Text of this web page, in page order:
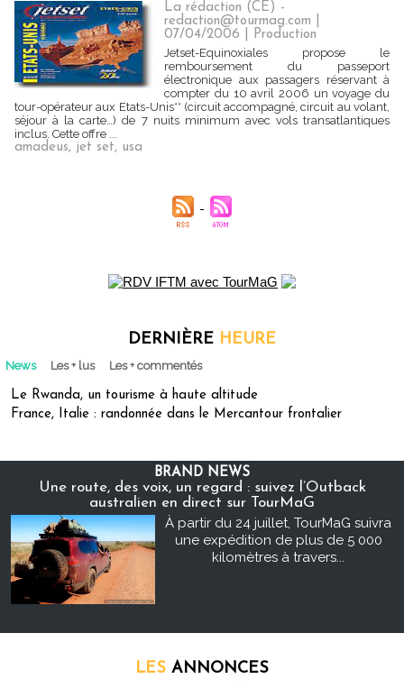
La rédaction (CE) -
redaction@tourmag.com |
07/04/2006
Production
Jetset-Equinoxiales propose le
remboursement du passeport
électronique aux passagers réservant à
compter du 10 avril 2006 un voyage du
tour-opérateur aux Etats-Unis** (circuit accompagné, circuit au volant,
séjour à la carte…) de 7 nuits minimum avec vols transatlantiques
inclus. Cette offre ...
amadeus, jet set, usa
DERNIÈRE HEURE
News Les + lus Les + commentés
Le Rwanda, un tourisme à haute altitude
France, Italie : randonnée dans le Mercantour frontalier
BRAND NEWS
Une route, des voix, un regard : suivez l’Outback
australien en direct sur TourMaG
À partir du 24 juillet, TourMaG suivra
une expédition de plus de 5 000
kilomètres à travers...
LES ANNONCES